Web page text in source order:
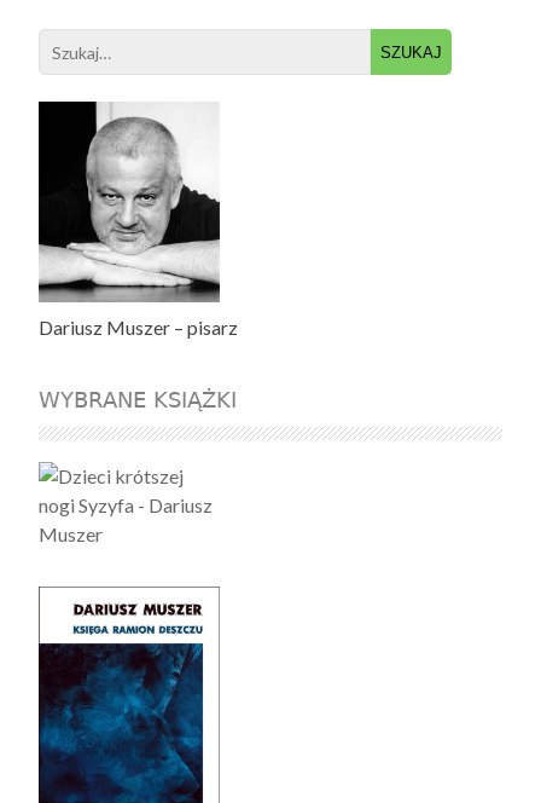
Search
for:
Dariusz Muszer – pisarz
WYBRANE KSIĄŻKI